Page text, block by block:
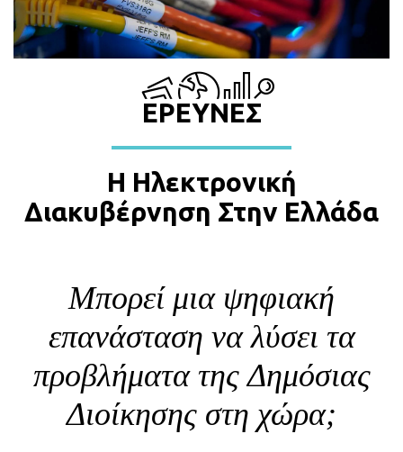
ΕΚΔΗΛΩΣΕΙΣ
DATA
ΔΕΙΚΤΕΣ
PODCASTS
BLOG
ABOUT
ΕΡΕΥΝΕΣ
Η Ηλεκτρονική
Διακυβέρνηση Στην Ελλάδα
Μπορεί μια ψηφιακή
επανάσταση να λύσει τα
προβλήματα της Δημόσιας
Διοίκησης στη χώρα;